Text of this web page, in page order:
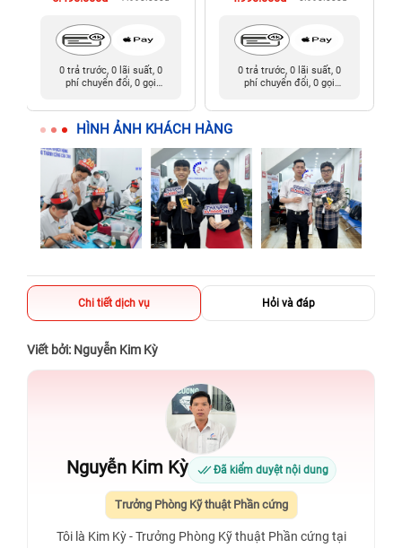
0 trả trước, 0 lãi suất, 0
phí chuyển đổi, 0 gọi
0 trả trước, 0 lãi suất, 0
phí chuyển đổi, 0 gọi
HÌNH ẢNH KHÁCH HÀNG
Chi tiết dịch vụ Hỏi và đáp
Viết bởi: Nguyễn Kim Kỳ
Nguyễn Kim Kỳ Đã kiểm duyệt nội dung
Trưởng Phòng Kỹ thuật Phần cứng
Tôi là Kim Kỳ - Trưởng Phòng Kỹ thuật Phần cứng tại